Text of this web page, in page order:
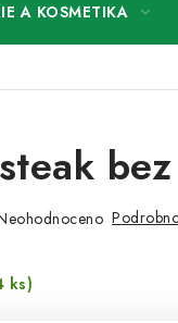
A KOSMETIKA
ks)